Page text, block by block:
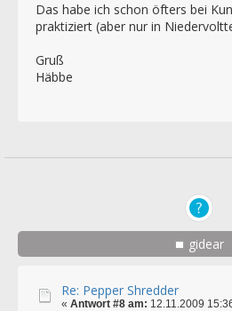
Das habe ich schon öfters bei
praktiziert (aber nur in
Gruß
Häbbe
gidear
Re: Pepper Shredder
« Antwort #8 am: 12.11.2009